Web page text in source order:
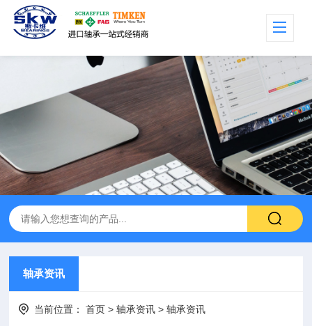
轴承资讯
当前位置：首页 >轴承资讯 >轴承资讯